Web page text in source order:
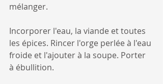
mélanger.
Incorporer l'eau, la viande et toutes
les épices. Rincer l'orge perlée à l'eau
froide et l'ajouter à la soupe. Porter
à ébullition.